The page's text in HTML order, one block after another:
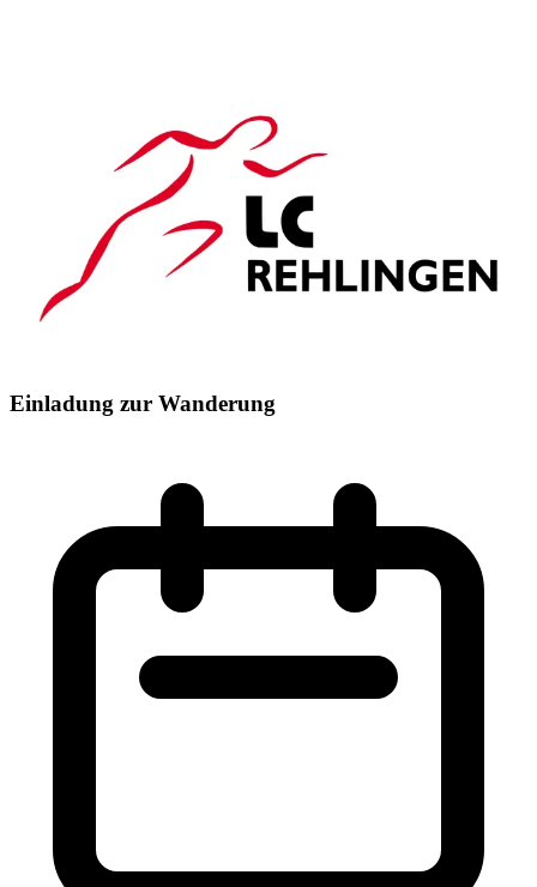
Einladung zur Wanderung